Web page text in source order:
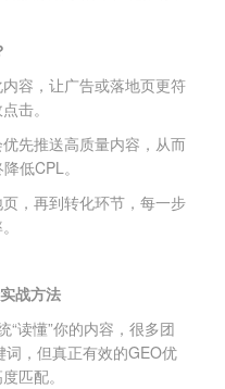
容，让广告或落地页更符
击。
先推送高质量内容，从而
低CPL。
，再到转化环节，每一步
战方法
读懂”你的内容，很多团
，但真正有效的GEO优
匹配。